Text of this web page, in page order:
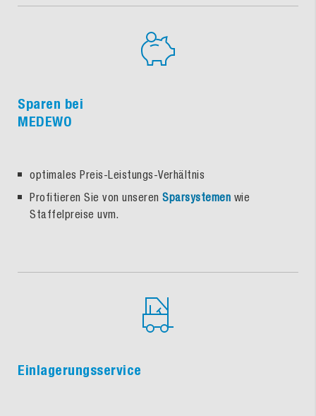
Sparen bei
MEDEWO
optimales Preis-Leistungs-Verhältnis
Profitieren Sie von unseren Sparsystemen wie
Staffelpreise uvm.
Einlagerungsservice